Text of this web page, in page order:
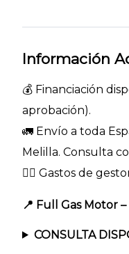
Información
💰 Financiación
aprobación).
🚛 Envío a toda
Melilla. Consulta
👉🏻 Gastos de
📍 Full Gas Motor
CONSULTA